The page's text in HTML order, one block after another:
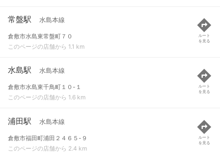
常盤駅 水島本線
倉敷市水島東常盤町７０
このページの店舗から 1.1 km
ルート
を見る
水島駅 水島本線
倉敷市水島東千鳥町１０-１
このページの店舗から 1.6 km
ルート
を見る
浦田駅 水島本線
倉敷市福田町浦田２４６５-９
このページの店舗から 2.4 km
ルート
を見る